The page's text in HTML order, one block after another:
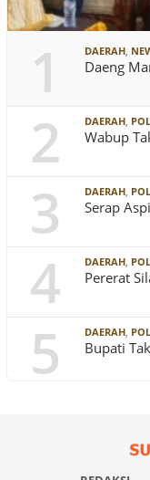
1 DAERAH,
Daeng
2 DAERAH,
Wabup
3 DAERAH,
Serap
4 DAERAH,
Pererat
5 DAERAH,
Bupati